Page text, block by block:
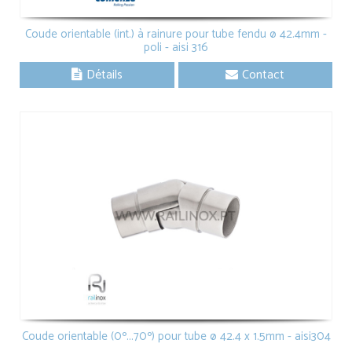
Coude orientable (int.) à rainure pour tube fendu ø 42.4mm -
poli - aisi 316
Détails Contact
Coude orientable (0º...70º) pour tube ø 42.4 x 1.5mm - aisi304